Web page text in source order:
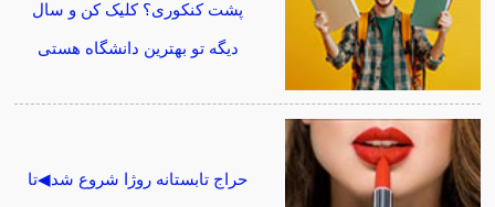
پشت کنکوری؟ کلیک کن و سال
دیگه تو بهترین دانشگاه هستی
حراج تابستانه روژا شروع شد◀تا